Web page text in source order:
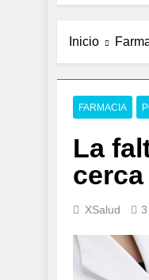
Inicio
FARMACIA
La
XSalud